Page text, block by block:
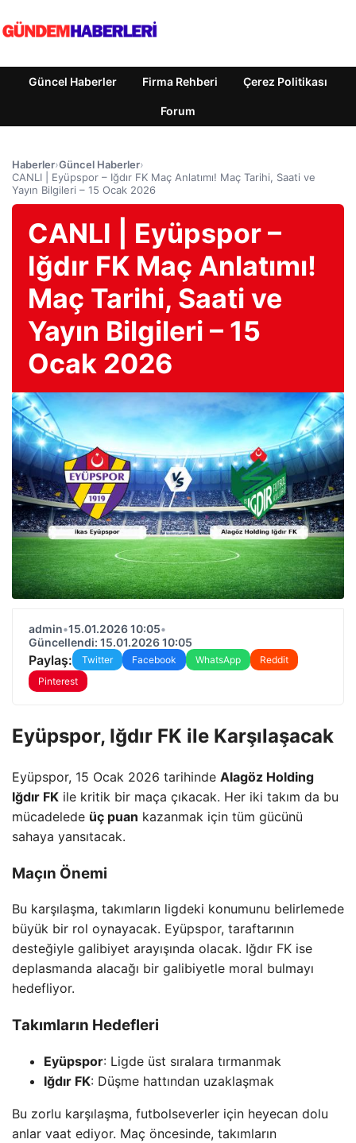
Güncel Haberler Firma Rehberi Çerez Politikası
Forum
Haberler›Güncel Haberler›
CANLI | Eyüpspor – Iğdır FK Maç Anlatımı! Maç Tarihi, Saati ve
Yayın Bilgileri – 15 Ocak 2026
CANLI | Eyüpspor –
Iğdır FK Maç Anlatımı!
Maç Tarihi, Saati ve
Yayın Bilgileri – 15
Ocak 2026
admin•15.01.2026 10:05•
Güncellendi: 15.01.2026 10:05
Paylaş: Twitter Facebook WhatsApp
Reddit
Pinterest
Eyüpspor, Iğdır FK ile Karşılaşacak
Eyüpspor, 15 Ocak 2026 tarihinde Alagöz Holding
Iğdır FK ile kritik bir maça çıkacak. Her iki takım da bu
mücadelede üç puan kazanmak için tüm gücünü
sahaya yansıtacak.
Maçın Önemi
Bu karşılaşma, takımların ligdeki konumunu belirlemede
büyük bir rol oynayacak. Eyüpspor, taraftarının
desteğiyle galibiyet arayışında olacak. Iğdır FK ise
deplasmanda alacağı bir galibiyetle moral bulmayı
hedefliyor.
Takımların Hedefleri
Eyüpspor: Ligde üst sıralara tırmanmak
Iğdır FK: Düşme hattından uzaklaşmak
Bu zorlu karşılaşma, futbolseverler için heyecan dolu
anlar vaat ediyor. Maç öncesinde, takımların